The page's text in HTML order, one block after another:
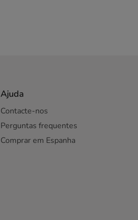
Ajuda
Contacte-nos
Perguntas frequentes
Comprar em Espanha